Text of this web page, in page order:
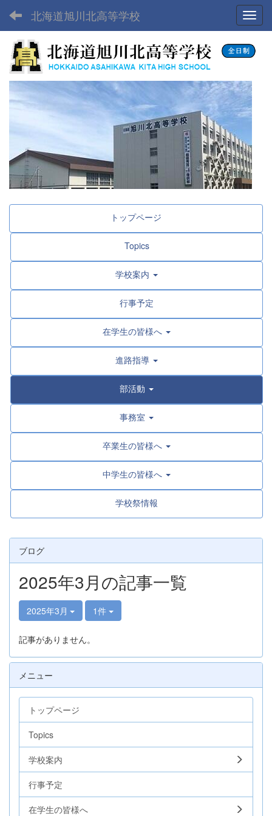
北海道旭川北高等学校
トップページ
Topics
学校案内
行事予定
在学生の皆様へ
進路指導
部活動
事務室
卒業生の皆様へ
中学生の皆様へ
学校祭情報
ブログ
2025年3月の記事一覧
2025年3月 1件
記事がありません。
メニュー
トップページ
Topics
学校案内
行事予定
在学生の皆様へ